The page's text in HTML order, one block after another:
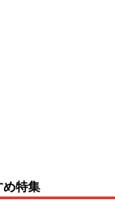
特集